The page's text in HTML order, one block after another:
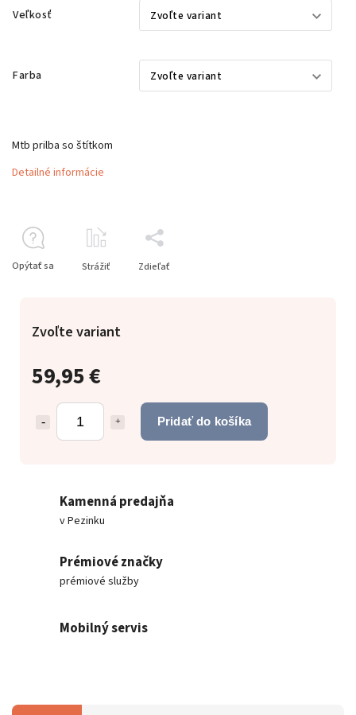
Veľkosť
Farba
59,95 €
Pridať do košíka
Zvoľte variant
Mtb prilba so štítkom
Detailné informácie
Opýtať sa Strážiť Zdieľať
Kamenná predajňa
v Pezinku
Prémiové značky
prémiové služby
Mobilný servis